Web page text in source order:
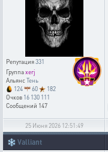
Репутация331
Группаxerj
АльянсТень
124
60
182
Очков 16 130 111
Сообщений 147
25 Июня 2026 12:51:49
❄️ Valliant